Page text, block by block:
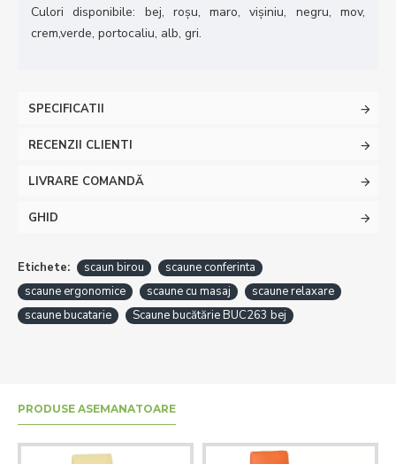
Culori disponibile: bej, roșu, maro, vișiniu, negru, mov,
crem,verde, portocaliu, alb, gri.
SPECIFICATII
RECENZII CLIENTI
LIVRARE COMANDĂ
GHID
Etichete: scaun birou
scaune conferinta
scaune ergonomice
scaune cu masaj
scaune relaxare
scaune bucatarie
Scaune bucătărie BUC263 bej
PRODUSE ASEMANATOARE